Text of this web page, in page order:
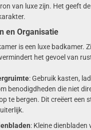
van luxe zijn. Het geeft
en Organisatie
is een luxe badkamer.
het gevoel van
: Gebruik kasten,
benodigdheden die niet
te bergen. Dit creëert een
: Kleine dienbladen